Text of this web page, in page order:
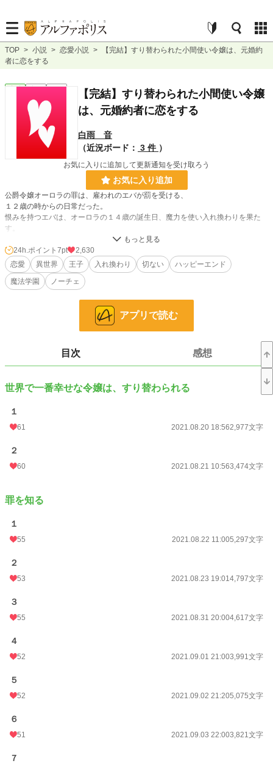
TOP > 小説 > 恋愛小説 >
【完結】すり替わられた小間使い令嬢は、元婚約
者に恋をする
恋愛 完結 長編
【完結】すり替わられた小間使い令嬢
は、元婚約者に恋をする
白雨 音
（近況ボード： 3 件 ）
お気に入りに追加して更新通知を受け取ろう
お気に入り追加
公爵令嬢オーロラの罪は、雇われのエバが罰を受ける、
１２歳の時からの日常だった。
恨みを持つエバは、オーロラの１４歳の誕生日、魔力を使い入れ換わりを果た
す。
それ以来、オーロラはエバ、エバはオーロラとして暮らす事に…。
ガッカリな婚約者と思っていたオーロラの婚約者は、《エバ》には何故か優し
い。
『自分を許してくれれば、元の姿に戻してくれる』と信じて待つが、
魔法学校に上がっても、入れ換わったままで＿＿＿
38,221 位 / 228,851 件
24h.ポイント 7 pt
文字数
更新日時
初回公開日時
初回完結日時
年間ポイント
24h.ポイント 7pt
2,630
恋愛
異世界 王子 入れ換わり 切ない
ハッピーエンド
魔法学園
ノーチェ
アプリで読む
目次 感想
世界で一番幸せな令嬢は、すり替わられる
１
61 2021.08.20 18:562,977文字
２
60 2021.08.21 10:563,474文字
罪を知る
１
55 2021.08.22 11:005,297文字
２
53 2021.08.23 19:014,797文字
３
55 2021.08.31 20:004,617文字
４
52 2021.09.01 21:003,991文字
５
52 2021.09.02 21:205,075文字
６
51 2021.09.03 22:003,821文字
７